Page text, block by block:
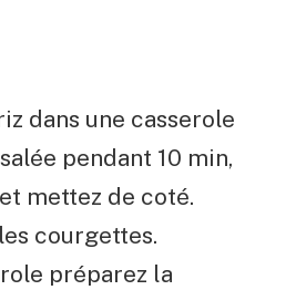
dans une casserole
pendant 10 min,
mettez de coté.
courgettes.
préparez la